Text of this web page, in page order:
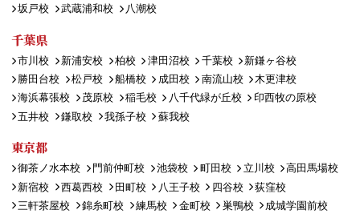
坂戸校
武蔵浦和校 八潮校
千葉県
市川校 新浦安校 柏校 津田沼校 千葉校
新鎌ヶ谷校
勝田台校
松戸校 船橋校 成田校 南流山校
木更津校
海浜幕張校
茂原校 稲毛校 八千代緑が丘校
印西牧の原校
五井校
鎌取校 我孫子校 蘇我校
東京都
御茶ノ水本校 門前仲町校 池袋校 町田校 立川校
高田馬場校
新宿校
西葛西校 田町校 八王子校 四谷校
荻窪校
三軒茶屋校
錦糸町校 練馬校 金町校 巣鴨校
成城学園前校